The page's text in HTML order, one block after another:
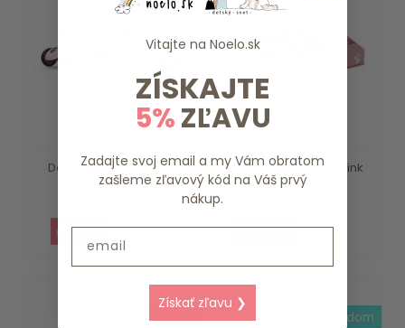
Detská kolobežka 2v1
scoot and ride -...
109.90 €
Projektor príbehov Pink
Little Dutch
21.99 €
skladom skladom
Vitajte na Noelo.sk
ZÍSKAJTE
5%ZĽAVU
Zadajte svoj email a my Vám obratom
zašleme zľavový kód na Váš prvý
nákup.
Získať zľavu ❯